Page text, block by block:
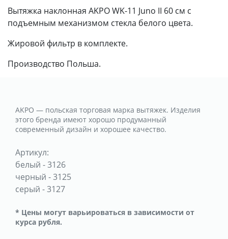
Вытяжка наклонная AKPO WK-11 Juno II 60 см с
подъемным механизмом стекла белого цвета.
Жировой фильтр в комплекте.
Производство Польша.
AKPO — польская торговая марка вытяжек. Изделия
этого бренда имеют хорошо продуманный
современный дизайн и хорошее качество.
Артикул:
белый -3126
черный -3125
серый -3127
* Цены могут варьироваться в зависимости от
курса рубля.